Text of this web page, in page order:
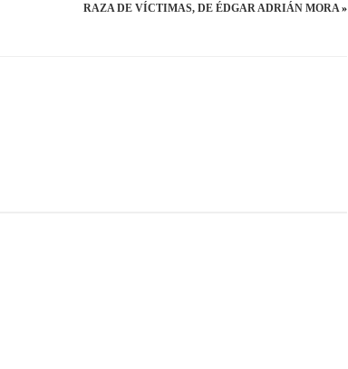
RAZA DE VÍCTIMAS, DE ÉDGAR ADRIÁN MORA»